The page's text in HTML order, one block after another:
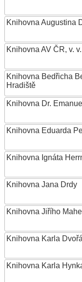
Knihovna Augustina
Knihovna AV ČR, v.
Knihovna Bedřicha
Hradiště
Knihovna Dr.
Knihovna Eduarda
Knihovna Ignáta
Knihovna Jana Drdy
Knihovna Jiřího
Knihovna Karla
Knihovna Karla